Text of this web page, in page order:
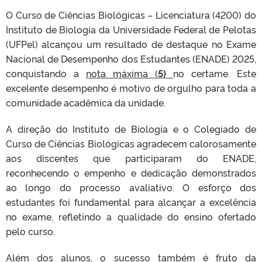
O Curso de Ciências Biológicas – Licenciatura (4200) do
Instituto de Biologia da Universidade Federal de Pelotas
(UFPel) alcançou um resultado de destaque no Exame
Nacional de Desempenho dos Estudantes (ENADE) 2025,
conquistando a nota máxima (5) no certame. Este
excelente desempenho é motivo de orgulho para toda a
comunidade acadêmica da unidade.
A direção do Instituto de Biologia e o Colegiado de
Curso de Ciências Biológicas agradecem calorosamente
aos discentes que participaram do ENADE,
reconhecendo o empenho e dedicação demonstrados
ao longo do processo avaliativo. O esforço dos
estudantes foi fundamental para alcançar a excelência
no exame, refletindo a qualidade do ensino ofertado
pelo curso.
Além dos alunos, o sucesso também é fruto da